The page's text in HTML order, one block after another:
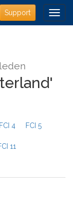
Support
FCI 4 FCI 5
11